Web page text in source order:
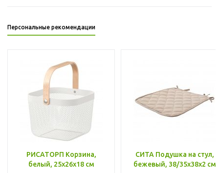
Персональные рекомендации
РИСАТОРП Корзина,
белый, 25x26x18 см
СИТА Подушка на стул,
бежевый, 38/35x38x2 см